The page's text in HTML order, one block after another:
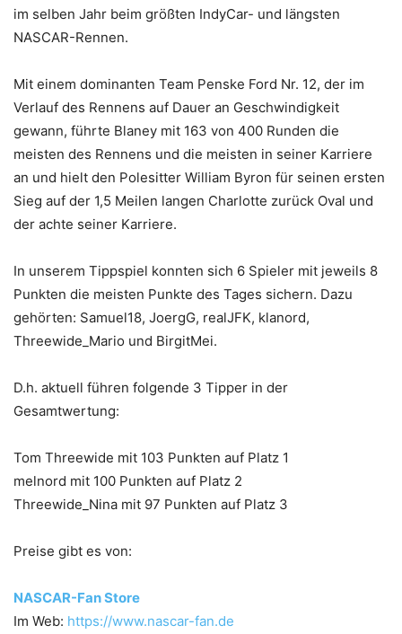
im selben Jahr beim größten IndyCar- und längsten
NASCAR-Rennen.
Mit einem dominanten Team Penske Ford Nr. 12, der im
Verlauf des Rennens auf Dauer an Geschwindigkeit
gewann, führte Blaney mit 163 von 400 Runden die
meisten des Rennens und die meisten in seiner Karriere
an und hielt den Polesitter William Byron für seinen ersten
Sieg auf der 1,5 Meilen langen Charlotte zurück Oval und
der achte seiner Karriere.
In unserem Tippspiel konnten sich 6 Spieler mit jeweils 8
Punkten die meisten Punkte des Tages sichern. Dazu
gehörten: Samuel18, JoergG, realJFK, klanord,
Threewide_Mario und BirgitMei.
D.h. aktuell führen folgende 3 Tipper in der
Gesamtwertung:
Tom Threewide mit 103 Punkten auf Platz 1
melnord mit 100 Punkten auf Platz 2
Threewide_Nina mit 97 Punkten auf Platz 3
Preise gibt es von:
NASCAR-Fan Store
Im Web: https://www.nascar-fan.de